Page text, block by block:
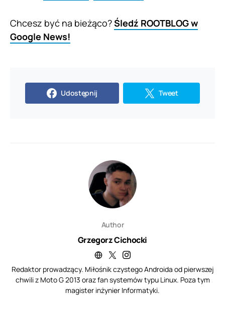
Chcesz być na bieżąco?Śledź ROOTBLOG w
Google News!
Udostępnij Tweet
Author
Grzegorz Cichocki
Redaktor prowadzący. Miłośnik czystego Androida od pierwszej
chwili z Moto G 2013 oraz fan systemów typu Linux. Poza tym
magister inżynier Informatyki.